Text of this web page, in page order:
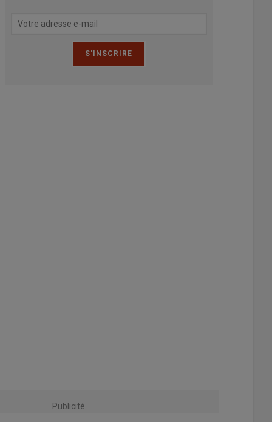
Publicité